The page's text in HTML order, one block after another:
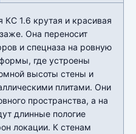
КС 1.6 крутая и красивая
Она переносит
и спецназа на ровную
где устроены
высоты стены и
плитами. Они
пространства, а на
длинные пологие
локации. К стенам